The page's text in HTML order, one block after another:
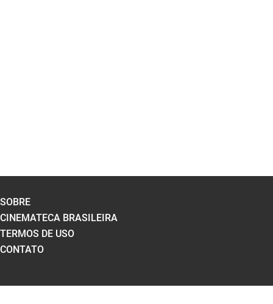
SOBRE
CINEMATECA BRASILEIRA
TERMOS DE USO
CONTATO